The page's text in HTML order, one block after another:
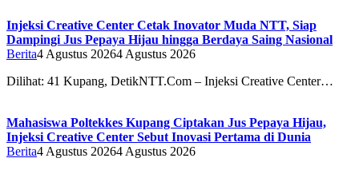
Injeksi Creative Center Cetak Inovator Muda NTT, Siap
Dampingi Jus Pepaya Hijau hingga Berdaya Saing Nasional
Berita4 Agustus 20264 Agustus 2026
Dilihat: 41 Kupang, DetikNTT.Com – Injeksi Creative Center…
Mahasiswa Poltekkes Kupang Ciptakan Jus Pepaya Hijau,
Injeksi Creative Center Sebut Inovasi Pertama di Dunia
Berita4 Agustus 20264 Agustus 2026